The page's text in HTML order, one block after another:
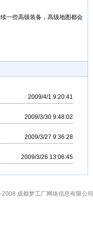
一些高级装备，高级地图都会
2009/4/1 9:20:41
2009/3/30 9:48:02
2009/3/27 9:36:28
2009/3/26 13:06:45
2008 成都梦工厂网络信息有限公司